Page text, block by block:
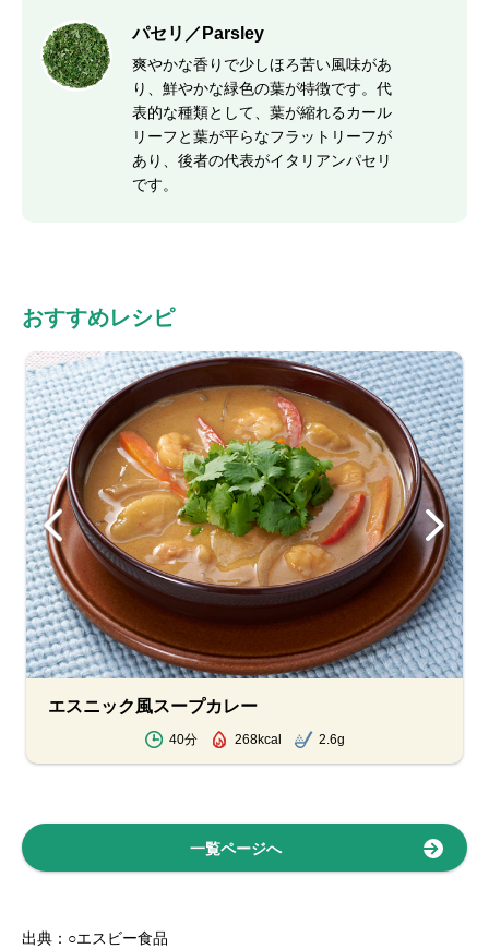
パセリ／Parsley
爽やかな香りで少しほろ苦い風味があ
り、鮮やかな緑色の葉が特徴です。代
表的な種類として、葉が縮れるカール
リーフと葉が平らなフラットリーフが
あり、後者の代表がイタリアンパセリ
です。
おすすめレシピ
エスニック風スープカレー
40分 268kcal 2.6g
一覧ページへ
出典：○エスビー食品